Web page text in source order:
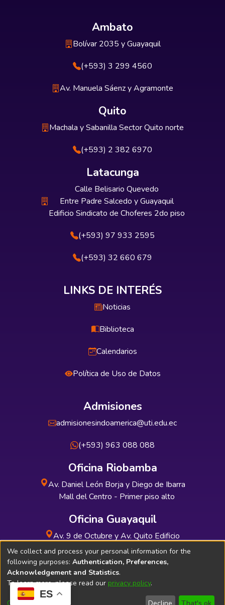
ES
Ambato
Bolívar 2035 y Guayaquil
(+593) 3 299 4560
Av. Manuela Sáenz y Agramonte
Quito
Machala y Sabanilla Sector Quito norte
(+593) 2 382 6970
Latacunga
Calle Belisario Quevedo
Entre Padre Salcedo y Guayaquil
Edificio Sindicato de Choferes 2do piso
(+593) 97 933 2595
(+593) 32 660 679
LINKS DE INTERÉS
Noticias
Biblioteca
Calendarios
Política de Uso de Datos
Admisiones
admisionesindoamerica@uti.edu.ec
(+593) 963 088 088
Oficina Riobamba
Av. Daniel León Borja y Diego de Ibarra
Mall del Centro - Primer piso alto
Oficina Guayaquil
Av. 9 de Octubre y Av. Quito Edificio
INDUAUTO - Planta baja
Soporte Técnico Bibliolatino.com
We collect and process your personal information for the
following purposes: Authentication, Preferences,
Acknowledgement and Statistics.
To learn more, please read our privacy policy.